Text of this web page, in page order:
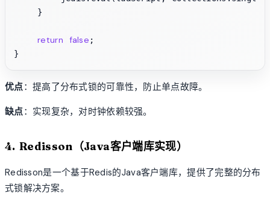
    }
return false ;
优点：提高了分布式锁的可靠性，防止单点故障。
缺点：实现复杂，对时钟依赖较强。
4. Redisson（Java客户端库实现）
Redisson是一个基于Redis的Java客户端库，提供了完整的分布
式锁解决方案。